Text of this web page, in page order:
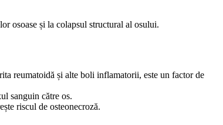
osoase și la colapsul structural al osului.
reumatoidă și alte boli inflamatorii, este un factor de
sanguin către os.
riscul de osteonecroză.